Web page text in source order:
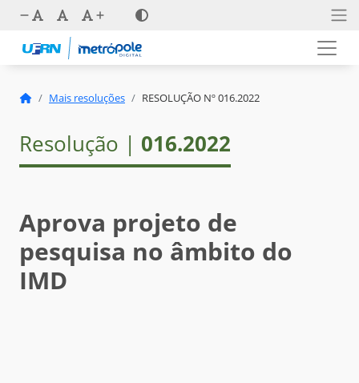
Mais resoluções RESOLUÇÃO Nº 016.2022
Resolução | 016.2022
Aprova projeto de
pesquisa no âmbito do
IMD